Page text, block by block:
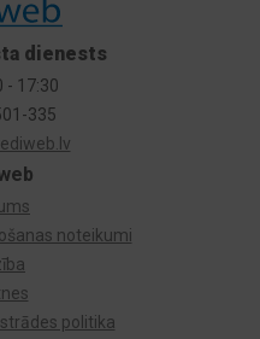
noteikumi
politika
dienests
- 17:30
335